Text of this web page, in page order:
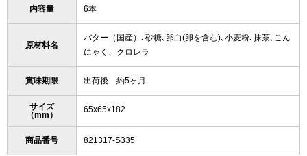
内容量 6本
原材料名
バター（国産）､砂糖､卵白(卵を含む)､小麦粉､抹茶､こん
にゃく、クロレラ
賞味期限 出荷後 約5ヶ月
サイズ
（mm）
65x65x182
商品番号 821317-S335